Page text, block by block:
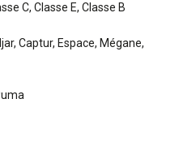
C, Classe E, Classe B
Captur, Espace, Mégane,